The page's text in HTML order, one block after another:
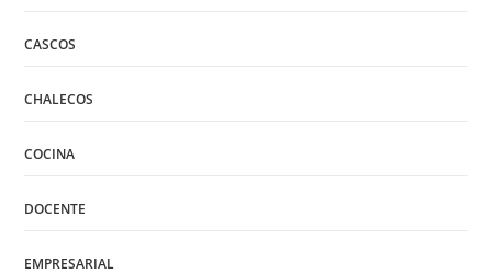
CASCOS
CHALECOS
COCINA
DOCENTE
EMPRESARIAL